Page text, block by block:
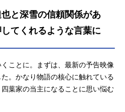
と深雪の信頼関係があ
てくれるような言葉に
ことに。まずは、最新の予告映像
。かなり物語の核心に触れている
葉家の当主になることに思い悩む